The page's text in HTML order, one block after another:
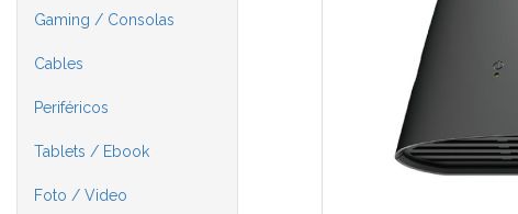
Gaming / Consolas
Cables
Periféricos
Tablets / Ebook
Foto / Video